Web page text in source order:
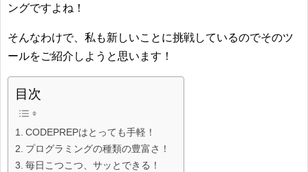
ングですよね！
そんなわけで、私も新しいことに挑戦しているのでそのツ
ールをご紹介しようと思います！
目次
CODEPREPはとっても手軽！
プログラミングの種類の豊富さ！
毎日こつこつ、サッとできる！